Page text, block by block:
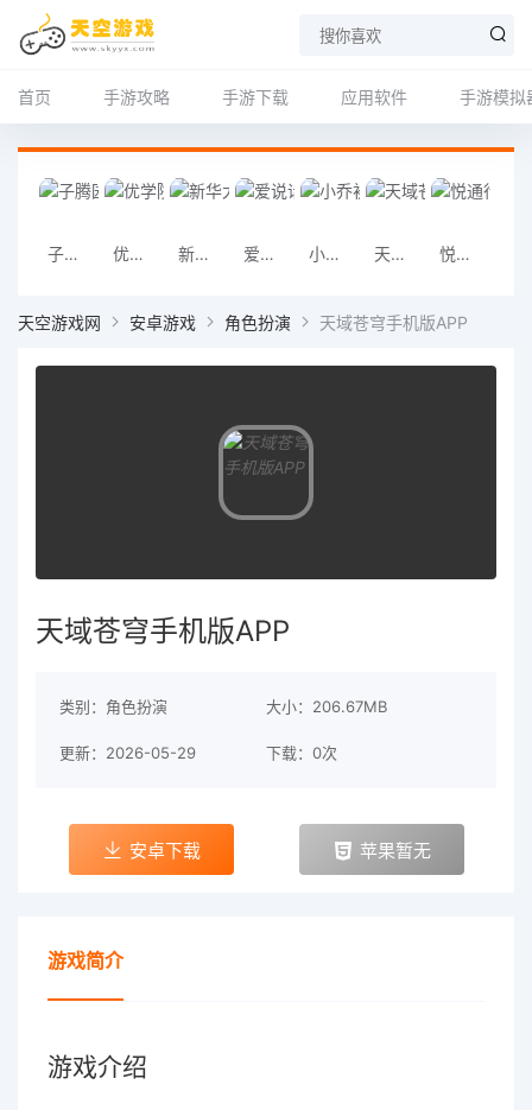
首页 手游攻略 手游下载 应用软件 手游模拟
子腾园app 优学院app 新华大字典app 爱说话的奇奇 小乔初驾app 天域苍穹手机版APP 悦通行安卓版
天空游戏网 安卓游戏 角色扮演 天域苍穹手机版APP
天域苍穹手机版APP
类别：角色扮演 大小：206.67MB
更新：2026-05-29 下载：0次
安卓下载 苹果暂无
游戏简介
游戏介绍